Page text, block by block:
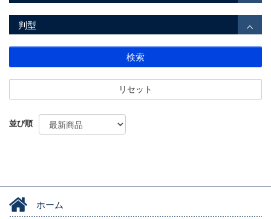
判型
検索
リセット
並び順
ホーム